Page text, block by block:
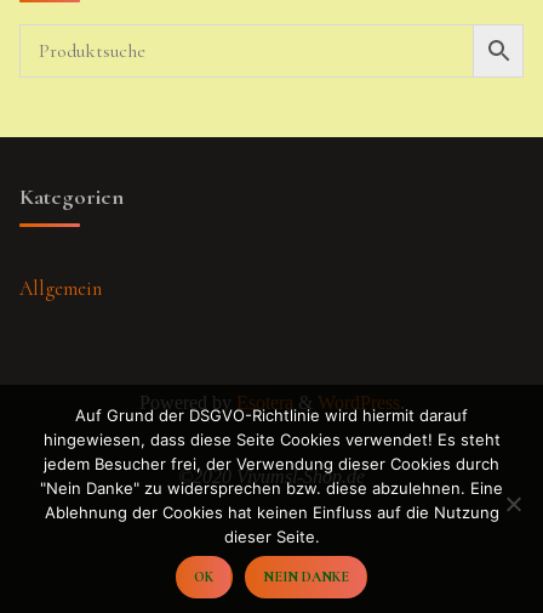
Kategorien
Allgemein
Powered by Esotera & WordPress
©2020 Vivumsl-Shop.de
Auf Grund der DSGVO-Richtlinie wird hiermit darauf
hingewiesen, dass diese Seite Cookies verwendet! Es steht
jedem Besucher frei, der Verwendung dieser Cookies durch
"Nein Danke" zu widersprechen bzw. diese abzulehnen. Eine
Ablehnung der Cookies hat keinen Einfluss auf die Nutzung
dieser Seite.
OK NEIN DANKE